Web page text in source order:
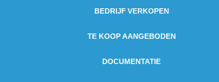
BEDRIJF VERKOPEN
TE KOOP AANGEBODEN
DOCUMENTATIE